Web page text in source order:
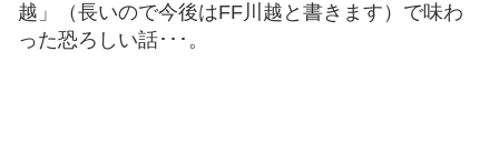
越」（長いので今後はFF川越と書きます）で味わ
った恐ろしい話･･･。